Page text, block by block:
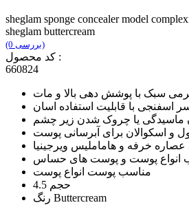
sheglam sponge concealer model
sheglam buttercream
(0 بررسی)
کد محصول :
660824
سبک با پوشش دهی بالا و مات
سر اسفنجی با قابلیت استفاده اسان
ماسیدگی یا چروک شدن زیر چشم
و اسکوالان برای آبرسانی پوست
عصاره خرفه و هاماملیس ویرجینیا
انواع پوست و پوست های حساس
مناسب پوست انواع پوست
حجم 4.5
رنگ Buttercream